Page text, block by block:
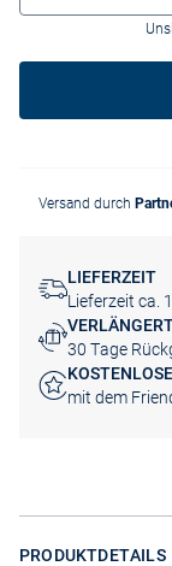
Versand durch
LIEFERZEIT
Lieferzeit ca.
30 Tage
mit dem
PRODUKTDETAILS